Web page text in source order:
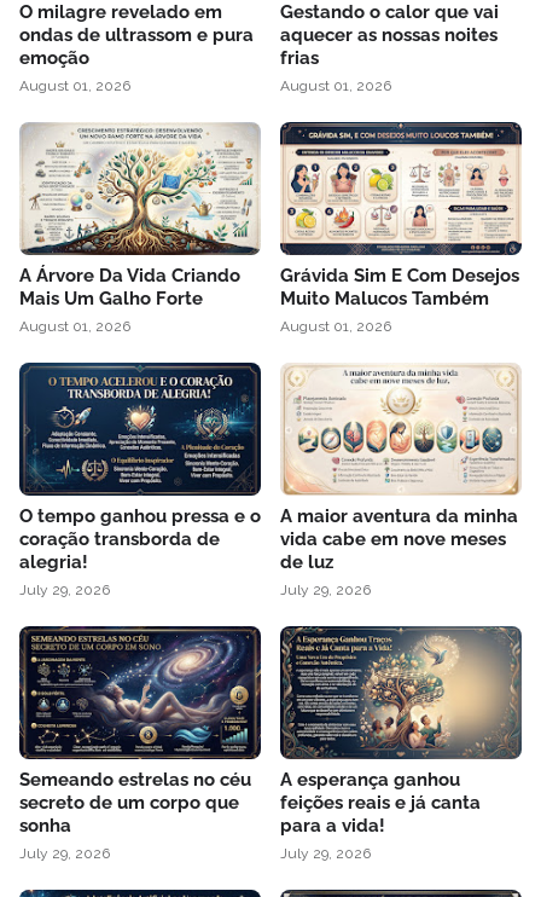
O milagre revelado em
ondas de ultrassom e pura
emoção
August 01, 2026
Gestando o calor que vai
aquecer as nossas noites
frias
August 01, 2026
A Árvore Da Vida Criando
Mais Um Galho Forte
August 01, 2026
Grávida Sim E Com Desejos
Muito Malucos Também
August 01, 2026
O tempo ganhou pressa e o
coração transborda de
alegria!
July 29, 2026
A maior aventura da minha
vida cabe em nove meses
de luz
July 29, 2026
Semeando estrelas no céu
secreto de um corpo que
sonha
July 29, 2026
A esperança ganhou
feições reais e já canta
para a vida!
July 29, 2026